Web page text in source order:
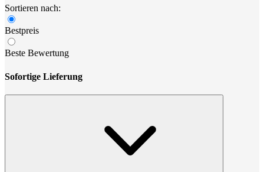
Sortieren nach:
Bestpreis
Beste Bewertung
Sofortige Lieferung